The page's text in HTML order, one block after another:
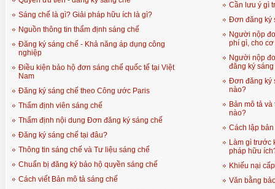
Sáng chế là gì? Giải pháp hữu ích là gì?
Nguồn thông tin thẩm định sáng chế
Đăng ký sáng chế - Khả năng áp dụng công
nghiệp
Điều kiện bảo hộ đơn sáng chế quốc tế tại Việt
Nam
Đăng ký sáng chế theo Công ước Paris
Thẩm định viên sáng chế
Thẩm định nội dung Đơn đăng ký sáng chế
Đăng ký sáng chế tại đâu?
Thông tin sáng chế và Tư liệu sáng chế
Chuẩn bị đăng ký bảo hộ quyền sáng chế
Cách viết Bản mô tả sáng chế
Cần lưu ý gì
Đơn đăng ký
Người nộp
phí gì, cho
Người nộp
đăng ký
Đơn đăng ký
nào?
Bản mô tả
nào?
Cách lập
Làm gì trước
pháp hữu
Khiếu nại
Văn bằng